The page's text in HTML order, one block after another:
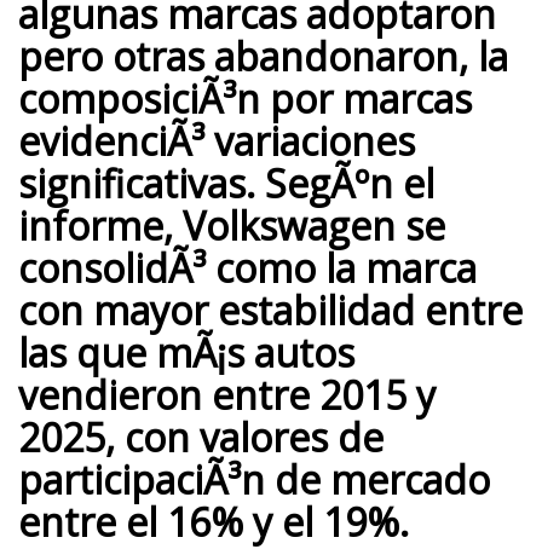
algunas marcas adoptaron
pero otras abandonaron, la
composiciÃ³n por marcas
evidenciÃ³ variaciones
significativas. SegÃºn el
informe,Volkswagen se
consolidÃ³ como la marca
con mayor estabilidad entre
las que mÃ¡s autos
vendieron entre 2015 y
2025, con valores de
participaciÃ³n de mercado
entre el 16% y el 19%.